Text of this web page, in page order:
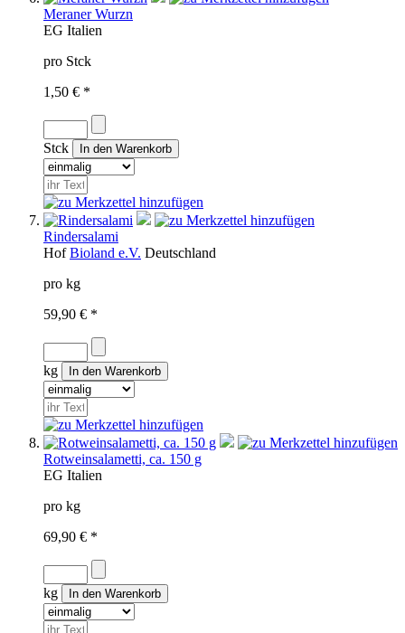
Meraner Wurzn
EG Italien
pro Stck
1,50 € *
Stck
Rindersalami
Hof Bioland e.V. Deutschland
pro kg
59,90 € *
kg
Rotweinsalametti, ca. 150 g
EG Italien
pro kg
69,90 € *
kg